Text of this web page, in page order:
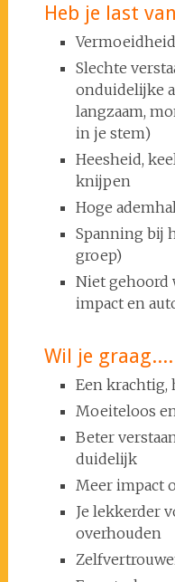
Heb je last
Slechte
onduidelijke
langzaam,
in je stem)
Heesheid,
knijpen
Hoge
Spanning bij
groep)
Niet gehoord
impact en
Wil je graag....
Een krachtig,
Moeiteloos
Beter
duidelijk
Meer impact
Je lekkerder
overhouden